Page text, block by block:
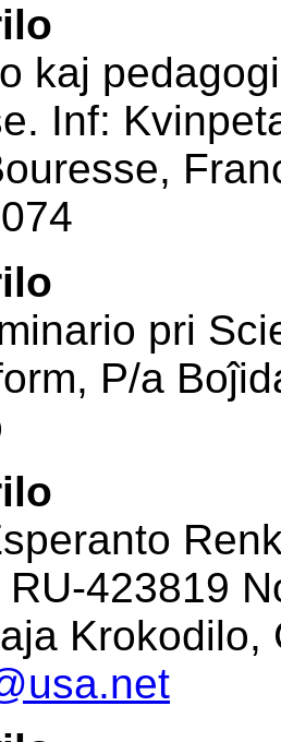
kaj
Inf:
pri
P/a
423819
Krokodilo,